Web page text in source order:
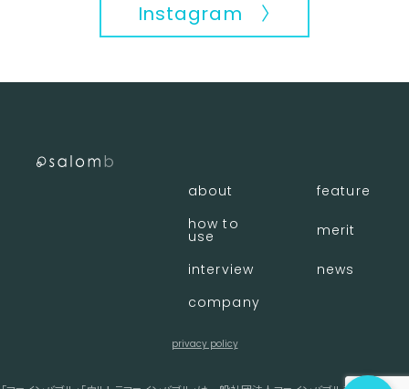
Instagram 〉
about
feature
how to
use merit
interview
news
company
privacy policy